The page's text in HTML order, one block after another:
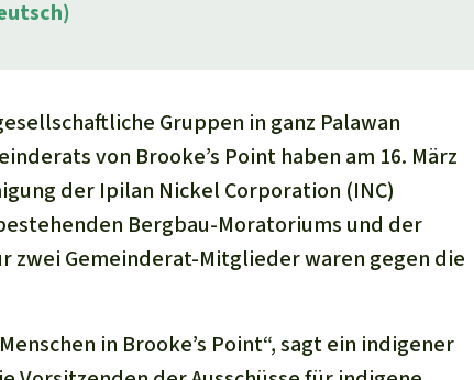
Gruppen in ganz Palawan
von Brooke’s Point haben am 16. März
der Ipilan Nickel Corporation (INC)
Bergbau-Moratoriums und der
zwei Gemeinderat-Mitglieder waren gegen die
in Brooke’s Point“, sagt ein indigener